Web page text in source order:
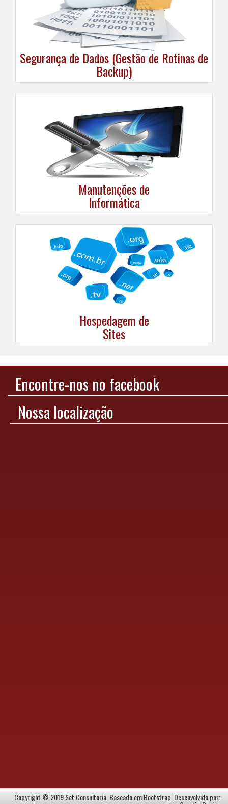
Segurança de Dados (Gestão de Rotinas de
Backup)
Manutenções de
Informática
Hospedagem de
Sites
Encontre-nos no facebook
Nossa localização
Copyright © 2019 Set Consultoria. Baseado em Bootstrap. Desenvolvido por: